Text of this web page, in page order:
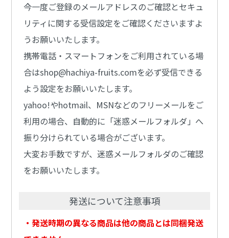
今一度ご登録のメールアドレスのご確認とセキュ
リティに関する受信設定をご確認くださいますよ
うお願いいたします。
携帯電話・スマートフォンをご利用されている場
合はshop@hachiya-fruits.comを必ず受信できる
よう設定をお願いいたします。
yahoo!やhotmail、MSNなどのフリーメールをご
利用の場合、自動的に「迷惑メールフォルダ」へ
振り分けられている場合がございます。
大変お手数ですが、迷惑メールフォルダのご確認
をお願いいたします。
発送について注意事項
・発送時期の異なる商品は他の商品とは同梱発送